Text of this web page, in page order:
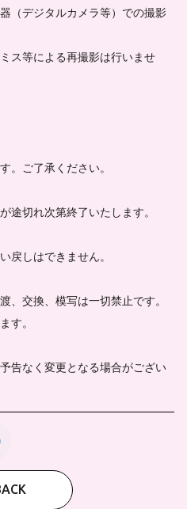
（デジタルカメラ等）での撮影
ス等による再撮影は行いませ
。ご了承ください。
途切れ次第終了いたします。
戻しはできません。
、交換、模写は一切禁止です。
す。
告なく変更となる場合がござい